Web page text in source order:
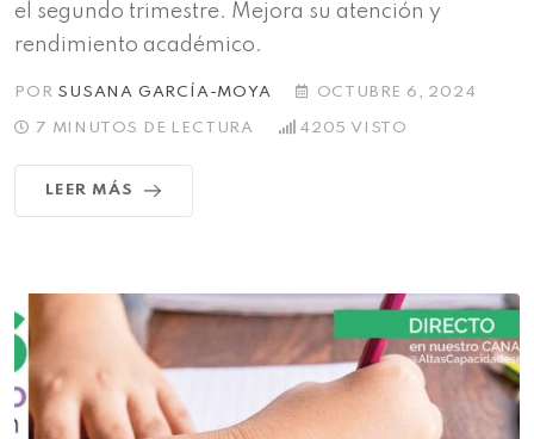
el segundo trimestre. Mejora su atención y
rendimiento académico.
POR SUSANA GARCÍA-MOYA OCTUBRE 6, 2024
7 MINUTOS DE LECTURA 4205 VISTO
LEER MÁS